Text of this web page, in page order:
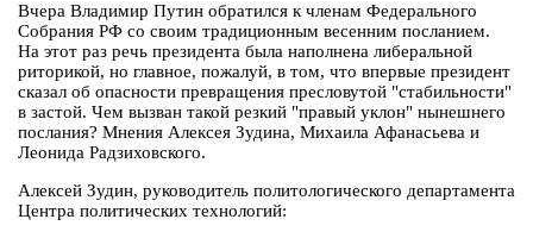
Вчера Владимир Путин обратился к членам Федерального
Собрания РФ со своим традиционным весенним посланием.
На этот раз речь президента была наполнена либеральной
риторикой, но главное, пожалуй, в том, что впервые президент
сказал об опасности превращения пресловутой "стабильности"
в застой. Чем вызван такой резкий "правый уклон" нынешнего
послания? Мнения Алексея Зудина, Михаила Афанасьева и
Леонида Радзиховского.
Алексей Зудин, руководитель политологического департамента
Центра политических технологий: